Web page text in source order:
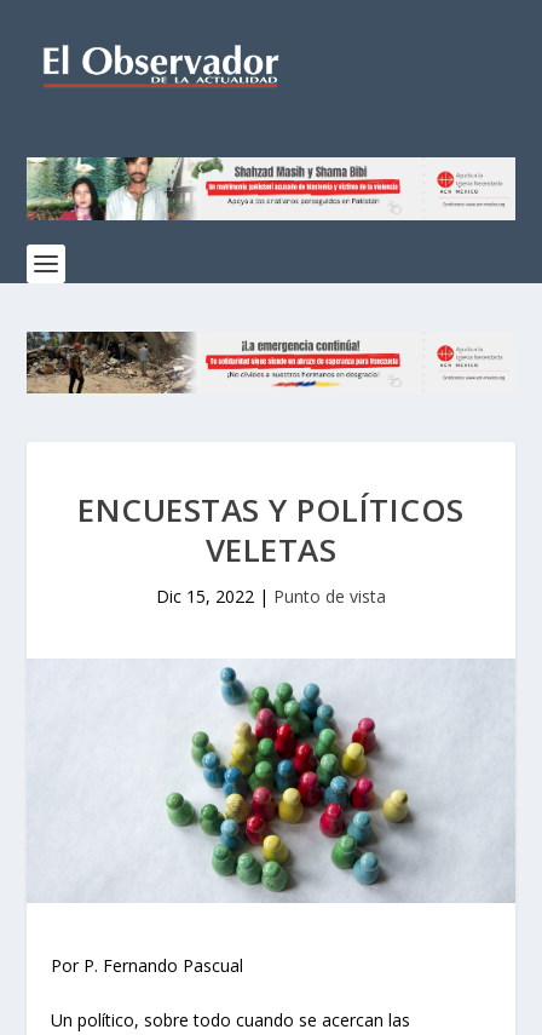
ENCUESTAS Y POLÍTICOS
VELETAS
Dic 15, 2022 | Punto de vista
Por P. Fernando Pascual
Un político, sobre todo cuando se acercan las